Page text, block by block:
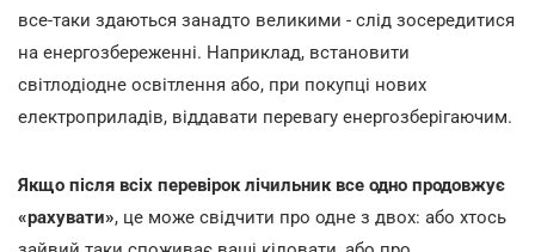
все-таки здаються занадто великими - слід зосередитися
на енергозбереженні. Наприклад, встановити
світлодіодне освітлення або, при покупці нових
електроприладів, віддавати перевагу енергозберігаючим.
Якщо після всіх перевірок лічильник все одно продовжує
«рахувати», це може свідчити про одне з двох: або хтось